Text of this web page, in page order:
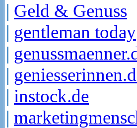
| Geld & Genuss
| gentleman today
|
|
| instock.de
|